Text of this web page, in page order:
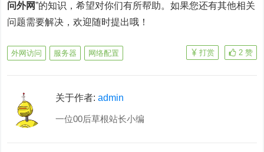
问外网”的知识，希望对你们有所帮助。如果您还有其他相关
问题需要解决，欢迎随时提出哦！
外网访问 服务器 网络配置 2 赞
打赏
关于作者:admin
一位00后草根站长小编